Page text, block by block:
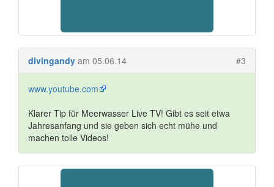
divingandy am 05.06.14 #3
www.youtube.com
Klarer Tip für Meerwasser Live TV! Gibt es seit etwa
Jahresanfang und sie geben sich echt mühe und
machen tolle Videos!